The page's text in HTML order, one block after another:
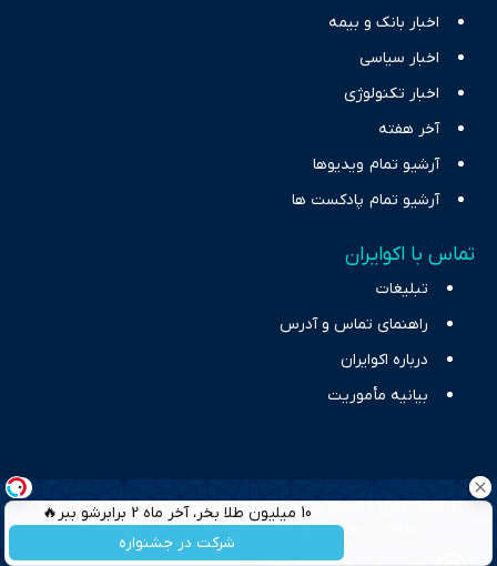
10 میلیون طلا بخر، آخر ماه 2 برابرشو ببر🔥
شرکت در جشنواره
اخبار بانک و بیمه
اخبار سیاسی
اخبار تکنولوژی
آخر هفته
آرشیو تمام ویدیوها
آرشیو تمام پادکست ها
تماس با اکوایران
تبلیغات
راهنمای تماس و آدرس
درباره اکوایران
بیانیه مأموریت
کلیه حقوق مادی و معنوی محفوظ و متعلق به شبکه اینترنتی اکوایران می‌باشد و
استفاده از مطالب تنها با ذکر منبع و لینک مستقیم بلامانع است.